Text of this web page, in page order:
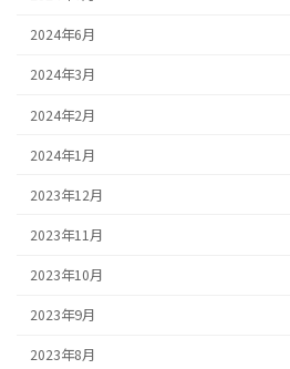
2024年6月
2024年3月
2024年2月
2024年1月
2023年12月
2023年11月
2023年10月
2023年9月
2023年8月